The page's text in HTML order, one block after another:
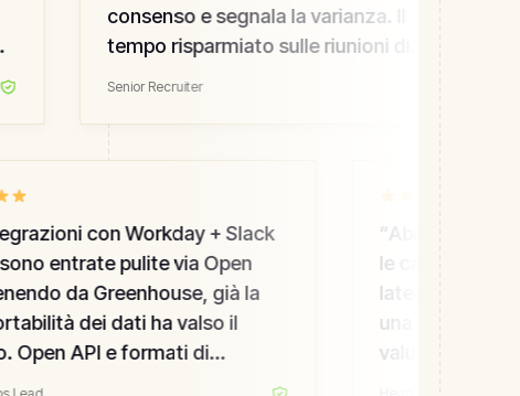
consenso e segnala la varianza. Il
tempo risparmiato sulle riunioni di
allineamento è enorme.
Senior Recruiter
con Workday + Slack
entrate pulite via Open
da Greenhouse, già la
dei dati ha valso il
Open API e formati di
puliti contano quando
Abbiamo
le call
latenza <500
una
valutano 4,6/5